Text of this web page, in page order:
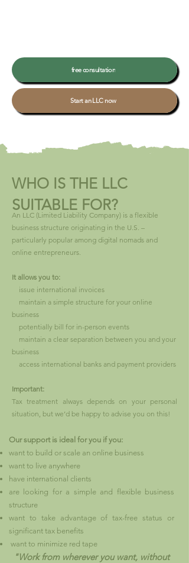
free consultation
Start an LLC now
WHO IS THE LLC
SUITABLE FOR?
An LLC (Limited Liability Company) is a flexible
business structure originating in the U.S. –
particularly popular among digital nomads and
online entrepreneurs.
It allows you to:
issue international invoices
maintain a simple structure for your online
business
potentially bill for in-person events
maintain a clear separation between you and your
business
access international banks and payment providers
Important:
Tax treatment always depends on your personal
situation, but we’d be happy to advise you on this!
Our support is ideal for you if you:
want to build or scale an online business
want to live anywhere
have international clients
are looking for a simple and flexible business
structure
want to take advantage of tax-free status or
significant tax benefits
want to minimize red tape
"Work from wherever you want, without